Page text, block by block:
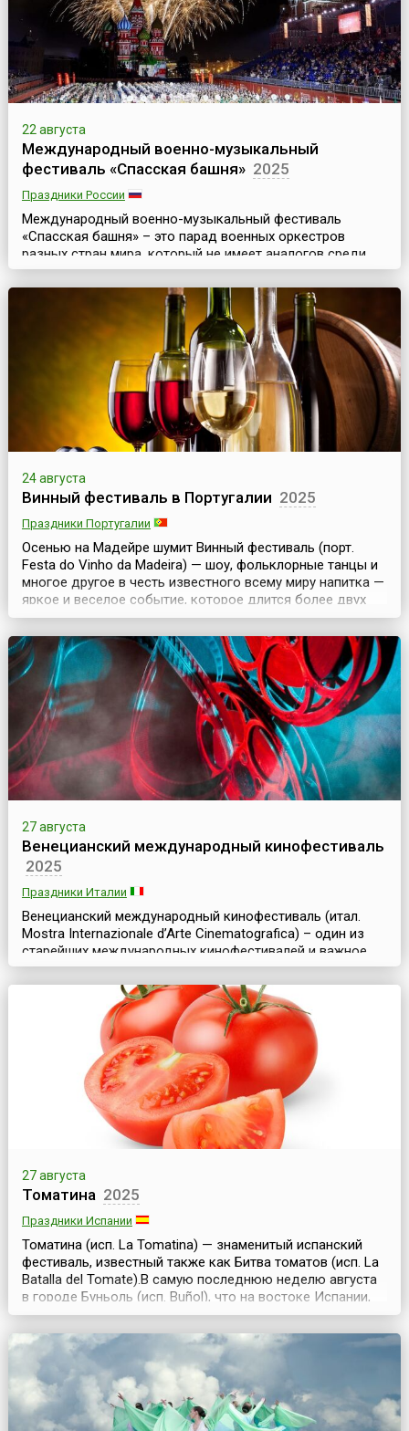
22 августа
Международный военно-музыкальный
фестиваль «Спасская башня» 2025
Праздники России
Международный военно-музыкальный фестиваль
«Спасская башня» – это парад военных оркестров
разных стран мира, который не имеет аналогов среди
других известных Military Tattoo (то есть парадов
военных оркестров) мирового уровня. Это
захватывающее дух музыкально-театрализованное
представление, где органично сочетаются разные
музыкальные направления (военная, классическая,
народная и эстрадная музыка)...
24 августа
Винный фестиваль в Португалии 2025
Праздники Португалии
Осенью на Мадейре шумит Винный фестиваль (порт.
Festa do Vinho da Madeira) — шоу, фольклорные танцы и
многое другое в честь известного всему миру напитка —
яркое и веселое событие, которое длится более двух
недель. Праздник приурочен ко времени традиционного
сбора винограда и изготовления вина. На улицах
устанавливаются столики, готовится угощение, а винные
погреба, закрытые в течение года, о...
27 августа
Венецианский международный кинофестиваль
2025
Праздники Италии
Венецианский международный кинофестиваль (итал.
Mostra Internazionale d’Arte Cinematografica) – один из
старейших международных кинофестивалей и важное
событие в мире кинематографа. Он проводится
ежегодно осенью (чаще в августе-сентябре) на острове
Лидо (Италия) и длится около двух недель. Фестиваль
был основан в 1932 году по инициативе итальянского
диктатора Бенито Муссолини. Его история прер...
27 августа
Томатина 2025
Праздники Испании
Томатина (исп. La Tomatina) — знаменитый испанский
фестиваль, известный также как Битва томатов (исп. La
Batallа del Tomate).В самую последнюю неделю августа
в городе Буньоль (исп. Buñol), что на востоке Испании,
начинается ежегодный «Томатный фестиваль»,
посвященный уходящему лету. Как и все испанские
фестивали, этот проходит с праздничными
фейерверками, музыкой, танцами и бесплатными уго...